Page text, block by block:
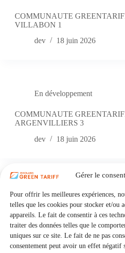
Gérer le
Pour offrir les meilleures expériences,
telles que les cookies pour stocker et/ou
appareils. Le fait de consentir à ces
traiter des données telles que le
uniques sur ce site. Le fait de ne pas
consentement peut avoir un effet négatif
COMMUNAUTE
VILLABON 1
dev
18 juin 2026
En développement
COMMUNAUTE
ARGENVILLIERS 3
dev
18 juin 2026
En développement
COMMUNAUTE
3
dev
18 juin 2026